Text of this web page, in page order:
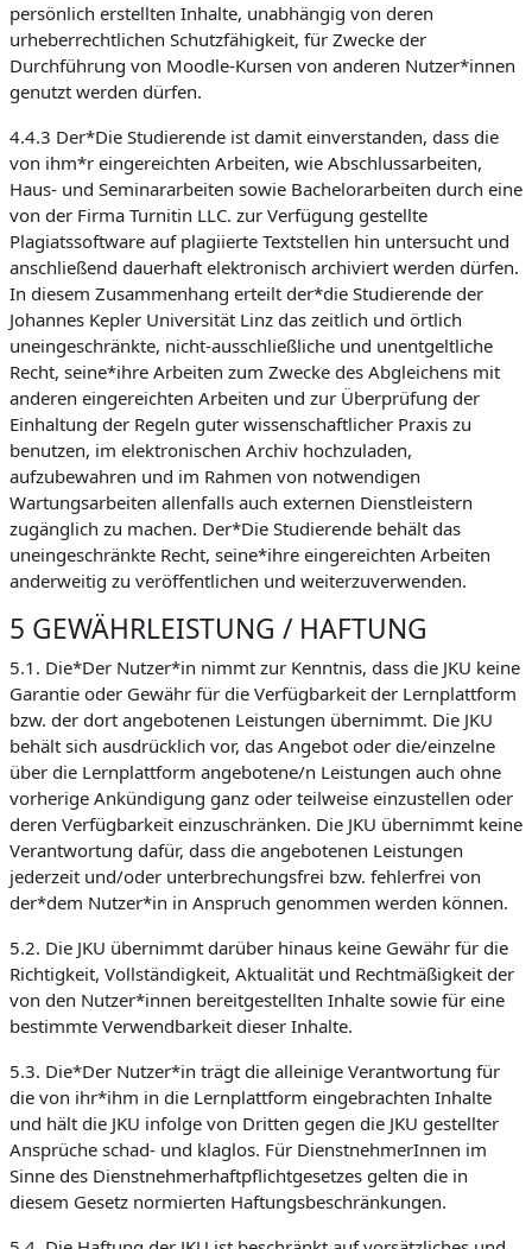
persönlich erstellten Inhalte, unabhängig von deren
urheberrechtlichen Schutzfähigkeit, für Zwecke der
Durchführung von Moodle-Kursen von anderen Nutzer*innen
genutzt werden dürfen.
4.4.3 Der*Die Studierende ist damit einverstanden, dass die
von ihm*r eingereichten Arbeiten, wie Abschlussarbeiten,
Haus- und Seminararbeiten sowie Bachelorarbeiten durch eine
von der Firma Turnitin LLC. zur Verfügung gestellte
Plagiatssoftware auf plagiierte Textstellen hin untersucht und
anschließend dauerhaft elektronisch archiviert werden dürfen.
In diesem Zusammenhang erteilt der*die Studierende der
Johannes Kepler Universität Linz das zeitlich und örtlich
uneingeschränkte, nicht-ausschließliche und unentgeltliche
Recht, seine*ihre Arbeiten zum Zwecke des Abgleichens mit
anderen eingereichten Arbeiten und zur Überprüfung der
Einhaltung der Regeln guter wissenschaftlicher Praxis zu
benutzen, im elektronischen Archiv hochzuladen,
aufzubewahren und im Rahmen von notwendigen
Wartungsarbeiten allenfalls auch externen Dienstleistern
zugänglich zu machen. Der*Die Studierende behält das
uneingeschränkte Recht, seine*ihre eingereichten Arbeiten
anderweitig zu veröffentlichen und weiterzuverwenden.
5 GEWÄHRLEISTUNG / HAFTUNG
5.1. Die*Der Nutzer*in nimmt zur Kenntnis, dass die JKU keine
Garantie oder Gewähr für die Verfügbarkeit der Lernplattform
bzw. der dort angebotenen Leistungen übernimmt. Die JKU
behält sich ausdrücklich vor, das Angebot oder die/einzelne
über die Lernplattform angebotene/n Leistungen auch ohne
vorherige Ankündigung ganz oder teilweise einzustellen oder
deren Verfügbarkeit einzuschränken. Die JKU übernimmt keine
Verantwortung dafür, dass die angebotenen Leistungen
jederzeit und/oder unterbrechungsfrei bzw. fehlerfrei von
der*dem Nutzer*in in Anspruch genommen werden können.
5.2. Die JKU übernimmt darüber hinaus keine Gewähr für die
Richtigkeit, Vollständigkeit, Aktualität und Rechtmäßigkeit der
von den Nutzer*innen bereitgestellten Inhalte sowie für eine
bestimmte Verwendbarkeit dieser Inhalte.
5.3. Die*Der Nutzer*in trägt die alleinige Verantwortung für
die von ihr*ihm in die Lernplattform eingebrachten Inhalte
und hält die JKU infolge von Dritten gegen die JKU gestellter
Ansprüche schad- und klaglos. Für DienstnehmerInnen im
Sinne des Dienstnehmerhaftpflichtgesetzes gelten die in
diesem Gesetz normierten Haftungsbeschränkungen.